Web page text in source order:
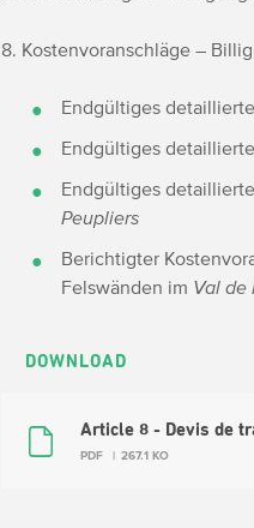
8. Kostenvoranschläge –
Endgültiges
Endgültiges
Endgültiges
Peupliers
Berichtigter
Felswänden im Val de
DOWNLOAD
Article 8 - Devis de
PDF 267.1 KO